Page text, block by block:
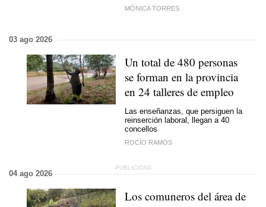
MÓNICA TORRES
03 ago 2026
Un total de 480 personas
se forman en la provincia
en 24 talleres de empleo
Las enseñanzas, que persiguen la
reinserción laboral, llegan a 40
concellos
ROCÍO RAMOS
04 ago 2026
Los comuneros del área de